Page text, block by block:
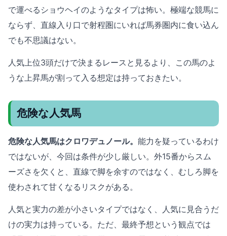
で運べるショウヘイのようなタイプは怖い。極端な競馬に
ならず、直線入り口で射程圏にいれば馬券圏内に食い込ん
でも不思議はない。
人気上位3頭だけで決まるレースと見るより、この馬のよ
うな上昇馬が割って入る想定は持っておきたい。
危険な人気馬
危険な人気馬はクロワデュノール。 能力を疑っているわけ
ではないが、今回は条件が少し厳しい。外15番からスム
ーズさを欠くと、直線で脚を余すのではなく、むしろ脚を
使わされて甘くなるリスクがある。
人気と実力の差が小さいタイプではなく、人気に見合うだ
けの実力は持っている。ただ、最終予想という観点では